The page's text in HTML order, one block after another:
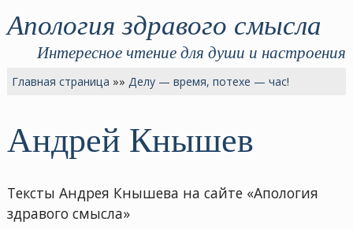
Апология здравого смысла
Интересное чтение для души и настроения
Главная страница »»Делу — время, потехе — час!
Андрей Кнышев
Тексты Андрея Кнышева на сайте «Апология
здравого смысла»